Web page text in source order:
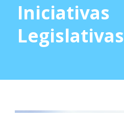
Iniciativas
Legislativas